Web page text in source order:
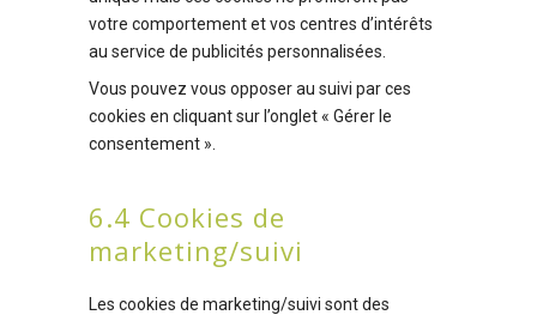
votre comportement et vos centres d’intérêts
au service de publicités personnalisées.
Vous pouvez vous opposer au suivi par ces
cookies en cliquant sur l’onglet « Gérer le
consentement ».
6.4 Cookies de
marketing/suivi
Les cookies de marketing/suivi sont des